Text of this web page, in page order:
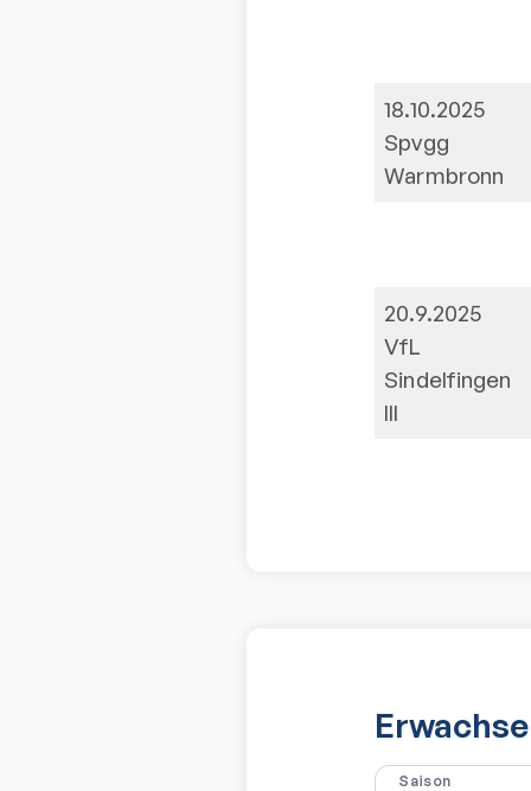
18.10.2025
Spvgg
Warmbronn
20.9.2025
VfL
Sindelfingen
III
Saison